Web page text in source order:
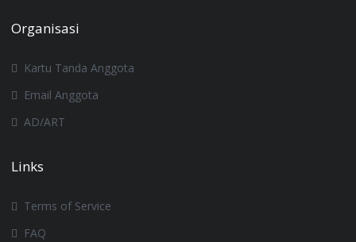
Organisasi
Kartu Tanda Anggota
Email Anggota
AD/ART
Links
Terms of Service
FAQ